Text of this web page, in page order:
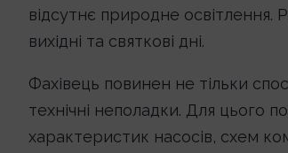
відсутнє природне освітлення.
вихідні та святкові дні.
Фахівець повинен не тільки
технічні неполадки. Для цього
характеристик насосів, схем